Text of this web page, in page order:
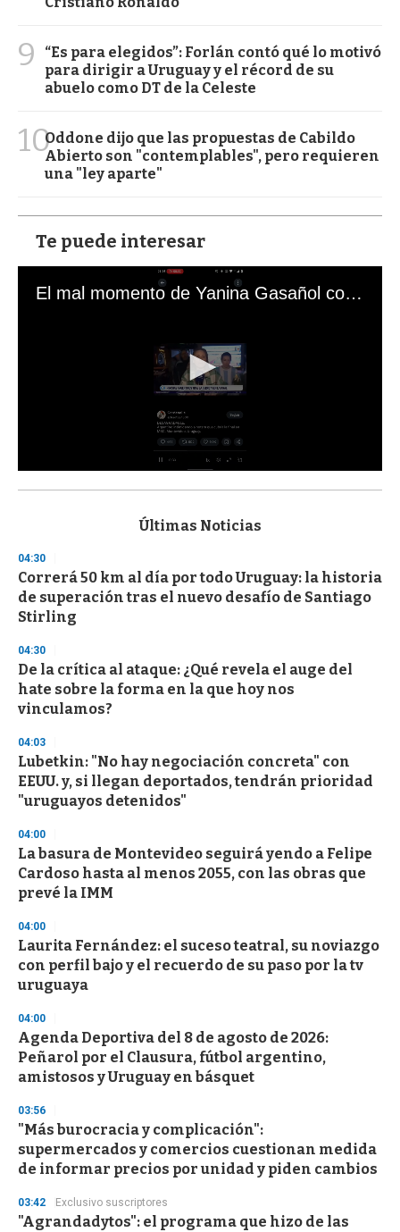
9
“Es para elegidos”: Forlán contó qué lo motivó
para dirigir a Uruguay y el récord de su
abuelo como DT de la Celeste
10Oddone dijo que las propuestas de Cabildo
Abierto son "contemplables", pero requieren
una "ley aparte"
Te puede interesar
El mal momento de Yanina Gasañol con un hincha argentino en "Subrayado"
s
d
s
o
f
3
s
e
c
o
n
Últimas Noticias
04:30
Correrá 50 km al día por todo Uruguay: la historia
de superación tras el nuevo desafío de Santiago
Stirling
04:30
De la crítica al ataque: ¿Qué revela el auge del
hate sobre la forma en la que hoy nos
vinculamos?
04:03
Lubetkin: "No hay negociación concreta" con
EEUU. y, si llegan deportados, tendrán prioridad
"uruguayos detenidos"
04:00
La basura de Montevideo seguirá yendo a Felipe
Cardoso hasta al menos 2055, con las obras que
prevé la IMM
04:00
Laurita Fernández: el suceso teatral, su noviazgo
con perfil bajo y el recuerdo de su paso por la tv
uruguaya
04:00
Agenda Deportiva del 8 de agosto de 2026:
Peñarol por el Clausura, fútbol argentino,
amistosos y Uruguay en básquet
03:56
"Más burocracia y complicación":
supermercados y comercios cuestionan medida
de informar precios por unidad y piden cambios
03:42 Exclusivo suscriptores
"Agrandadytos": el programa que hizo de las